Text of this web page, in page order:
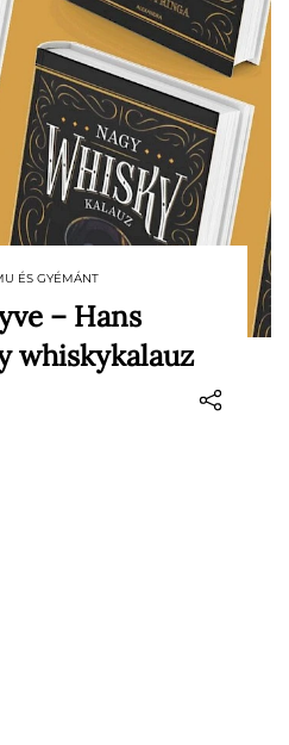
illetve a
is tud
egyik legkedveltebb
ÉS GYÉMÁNT
– Hans
whiskykalauz